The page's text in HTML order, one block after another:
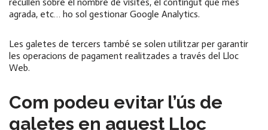
agrada, etc… ho sol gestionar Google Analytics.
Les galetes de tercers també se solen utilitzar per garantir
les operacions de pagament realitzades a través del Lloc
Web.
Com podeu evitar l’ús de
galetes en aquest Lloc